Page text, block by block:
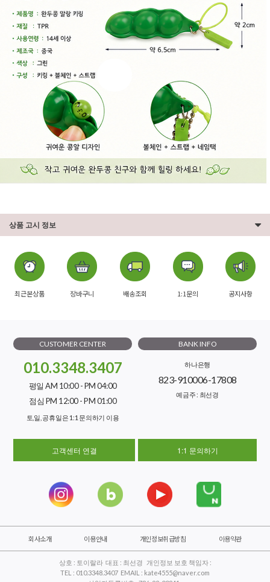
상품 고시 정보
최근본상품 장바구니 배송조회 1:1문의 공지사항
CUSTOMER CENTER
010.3348.3407
평일 AM 10:00 - PM 04:00
점심 PM 12:00 - PM 01:00
토,일, 공휴일은 1:1 문의하기 이용
BANK INFO
하나은행
823-910006-17808
예금주 : 최선경
고객센터 연결 1:1 문의하기
회사소개 이용안내 개인정보취급방침 이용약관
상호 : 토이랄라 대표 : 최선경 개인정보 보호 책임자 :
TEL : 010.3348.3407 EMAIL : kate4555@naver.com